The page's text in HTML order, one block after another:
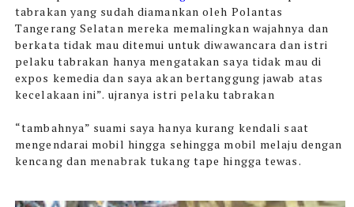
tabrakan yang sudah diamankan oleh Polantas
Tangerang Selatan mereka memalingkan wajahnya dan
berkata tidak mau ditemui untuk diwawancara dan istri
pelaku tabrakan hanya mengatakan saya tidak mau di
expos kemedia dan saya akan bertanggung jawab atas
kecelakaan ini”. ujranya istri pelaku tabrakan
“tambahnya” suami saya hanya kurang kendali saat
mengendarai mobil hingga sehingga mobil melaju dengan
kencang dan menabrak tukang tape hingga tewas.